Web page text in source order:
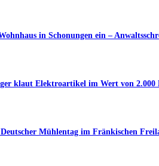
in Schonungen ein –
klaut Elektroartikel im Wert von 2.000
Mühlentag im Fränkischen